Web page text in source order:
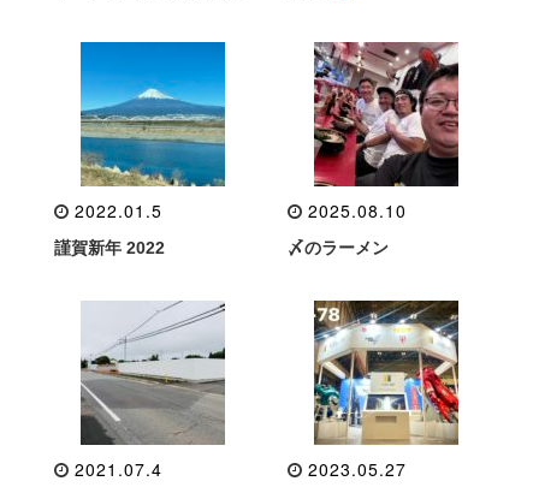
2022.01.5
謹賀新年 2022
2025.08.10
〆のラーメン
2021.07.4 2023.05.27